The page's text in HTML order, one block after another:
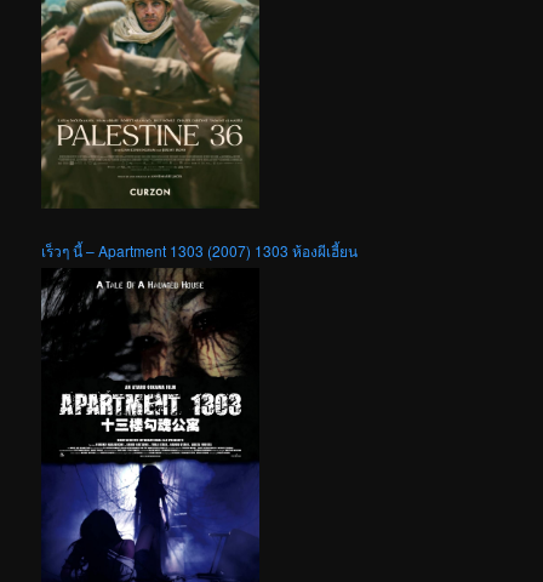
เร็วๆ นี้ – Apartment 1303 (2007) 1303 ห้องผีเฮี้ยน